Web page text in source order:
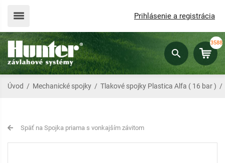
Prihlásenie a registrácia
3588
Úvod / Mechanické spojky / Tlakové spojky Plastica Alfa ( 16 bar ) /
Späť na Spojka priama s vonkajším závitom